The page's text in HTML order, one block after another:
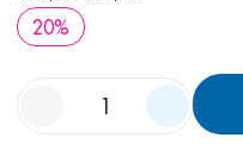
20%
3. eucerin
nivea